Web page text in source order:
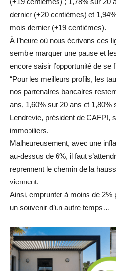
dernier (+20 centièmes) et
mois dernier (+19 centièmes).
À l’heure où nous écrivons ces
semble marquer une pause et
encore saisir l’opportunité de se
“Pour les meilleurs profils, les
nos partenaires bancaires
ans, 1,60% sur 20 ans et 1,80%
Lendrevie, président de CAFPI,
immobiliers.
Malheureusement, avec une
au-dessus de 6%, il faut
reprennent le chemin de la
viennent.
Ainsi, emprunter à moins de 2%
un souvenir d’un autre temps…